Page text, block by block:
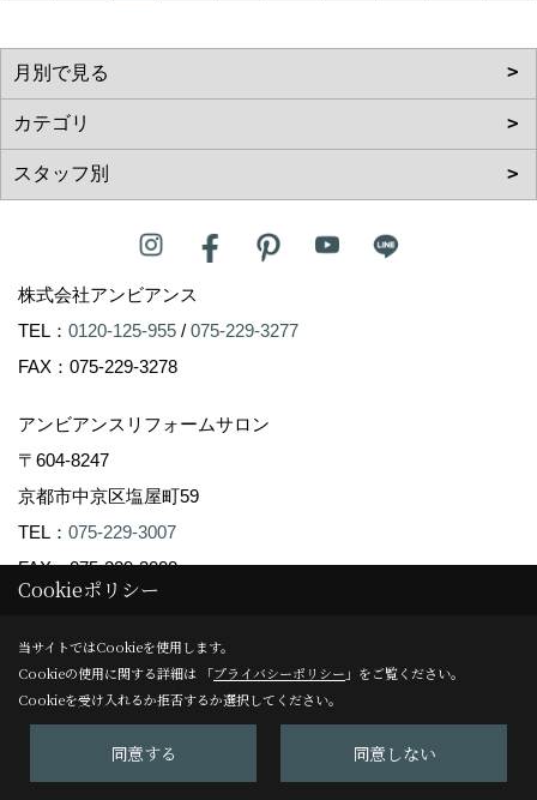
株式会社アンビアンス
TEL： 0120-125-955 / 075-229-3277
FAX：075-229-3278
アンビアンスリフォームサロン
〒604-8247
京都市中京区塩屋町59
TEL： 075-229-3007
FAX：075-229-3008
＜営業時間＞10:00～17:00
＜定休日＞日曜日
ゴデスクリエイト
Cookieポリシー
当サイトではCookieを使用します。
Cookieの使用に関する詳細は 「プライバシーポリシー 」をご覧ください。
Cookieを受け入れるか拒否するか選択してください。
同意する 同意しない